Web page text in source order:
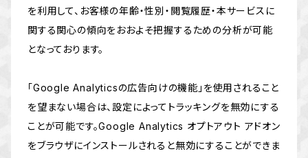
を利用して、お客様の年齢・性別・閲覧履歴・本サービスに
関する関心の傾向をおおよそ把握するための分析が可能
となっております。
「Google Analyticsの広告向けの機能」を使用されること
を望まない場合は、設定によってトラッキングを無効にする
ことが可能です。Google Analytics オプトアウト アドオン
をブラウザにインストールされると無効にすることができま